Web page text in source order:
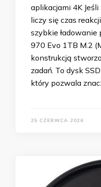
aplikacjami 4K
liczy się czas
szybkie ładowanie
970 Evo 1TB M.2
konstrukcją
zadań. To dysk
który pozwala
25 CZERWCA 2026